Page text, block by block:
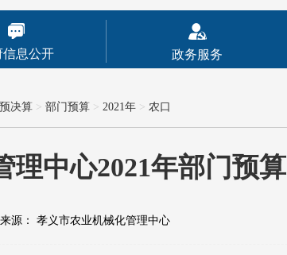
信息公开 政务服务
决算 > 部门预算 > 2021年 > 农口
理中心2021年部门预算
来源： 孝义市农业机械化管理中心